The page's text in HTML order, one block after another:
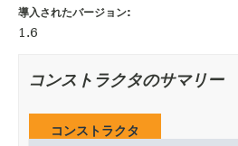
導入されたバージョン:
1.6
コンストラクタのサマリー
コンストラクタ